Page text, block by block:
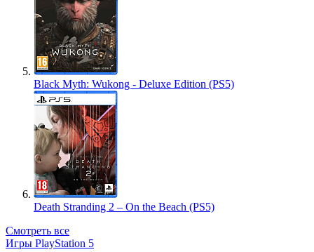
Black Myth: Wukong - Deluxe Edition (PS5)
Death Stranding 2 – On the Beach (PS5)
Смотреть все
Игры PlayStation 5